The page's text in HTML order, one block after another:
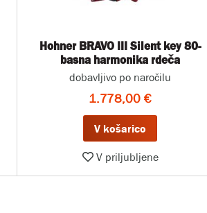
Hohner BRAVO III Silent key 80-
basna harmonika rdeča
dobavljivo po naročilu
1.778,00 €
V košarico
V priljubljene